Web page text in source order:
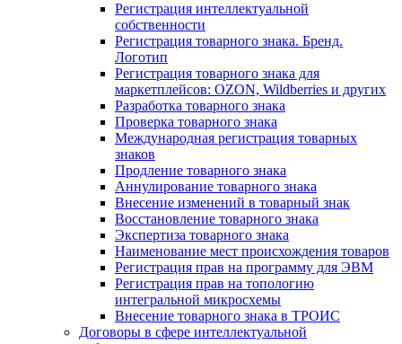
Регистрация интеллектуальной
собственности
Регистрация товарного знака. Бренд.
Логотип
Регистрация товарного знака для
маркетплейсов: OZON, Wildberries и других
Разработка товарного знака
Проверка товарного знака
Международная регистрация товарных
знаков
Продление товарного знака
Аннулирование товарного знака
Внесение изменений в товарный знак
Восстановление товарного знака
Экспертиза товарного знака
Наименование мест происхождения товаров
Регистрация прав на программу для ЭВМ
Регистрация прав на топологию
интегральной микросхемы
Внесение товарного знака в ТРОИС
Договоры в сфере интеллектуальной